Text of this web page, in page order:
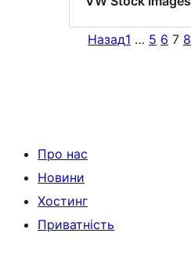
Назад1 … 5 6 7 8
Про нас
Новини
Хостинг
Приватність